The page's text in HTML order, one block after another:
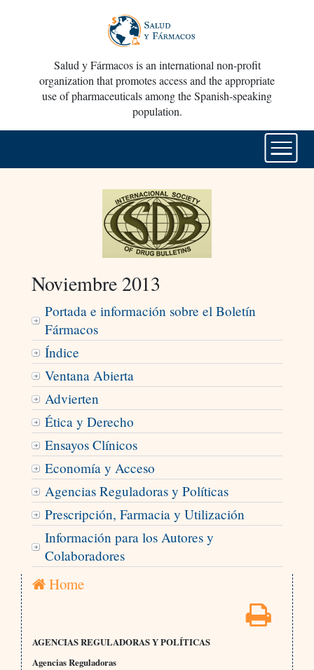
Salud y Fármacos is an international non-profit
organization that promotes access and the appropriate
use of pharmaceuticals among the Spanish-speaking
population.
Noviembre 2013
Portada e información sobre el Boletín
Fármacos
Índice
Ventana Abierta
Advierten
Ética y Derecho
Ensayos Clínicos
Economía y Acceso
Agencias Reguladoras y Políticas
Prescripción, Farmacia y Utilización
Información para los Autores y
Colaboradores
Home
AGENCIAS REGULADORAS Y POLÍTICAS
Agencias Reguladoras